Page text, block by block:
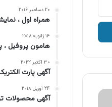
۲۰ دسامبر ۲۰۱۶
همراه اول ،
۱۴ ژانویه ۲۰۱۸
هامون پروفیل
۳۰ اکتبر ۲۰۲۲
آگهی پارت
۲۴ آوریل ۲۰۱۸
آگهی محصولات